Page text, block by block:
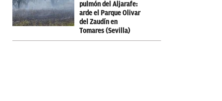
pulmón del Aljarafe:
arde el Parque Olivar
del Zaudín en
Tomares (Sevilla)